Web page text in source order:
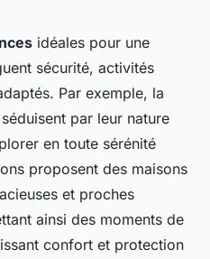
idéales pour une
sécurité, activités
Par exemple, la
par leur nature
en toute sérénité
proposent des maisons
et proches
ainsi des moments de
confort et protection